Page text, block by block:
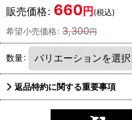
販売価格: 660円(税込)
希望小売価格: 3,300円
数量:
返品特約に関する重要事項